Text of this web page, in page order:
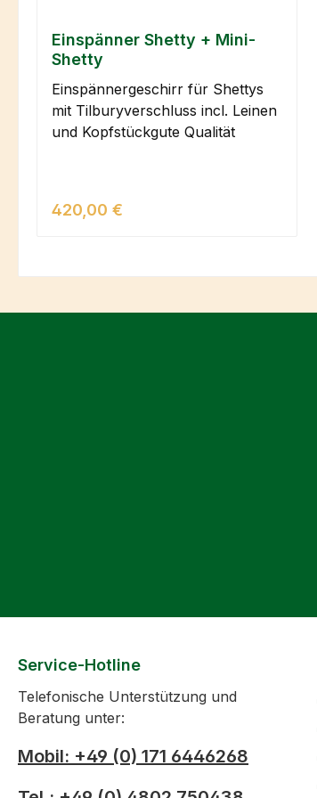
Einspänner Shetty + Mini-
Shetty
Einspännergeschirr für Shettys
mit Tilburyverschluss incl. Leinen
und Kopfstückgute Qualität
Regulärer Preis:
420,00 €
Service-Hotline
Telefonische Unterstützung und
Beratung unter:
Mobil: +49 (0) 171 6446268